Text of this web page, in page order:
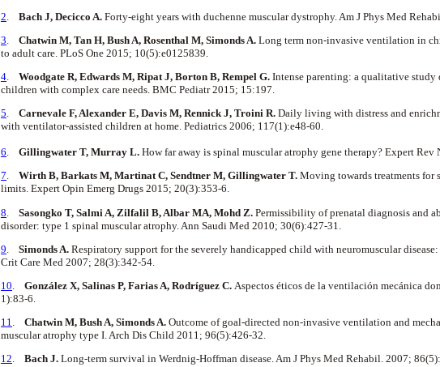
2
Bach J, Decicco A. Forty-eight years with duchenne muscular dystrophy. Am J Phys Med
3
Chatwin M, Tan H, Bush A, Rosenthal M, Simonds A. Long term non-invasive ventilation in
to adult care. PLoS One 2015; 10(5):e0125839.
4. Woodgate R, Edwards M, RipatJ, Borton B, Rempel G. Intense parenting: a qualitative
children with complex care needs. BMC Pediatr2015; 15:197.
5. Carnevale F, Alexander E, Davis M, Rennick J, Troini R. Daily living with distress and
with ventilator-assisted children at home. Pediatrics 2006; 117(1):e48-60.
6. Gillingwater T, Murray L. How far away is spinal muscular atrophy gene therapy? Expert Rev
7. Wirth B, Barkats M, MartinatC, Sendtner M, Gillingwater T. Moving towards treatments for
limits. Expert Opin Emerg Drugs 2015; 20(3):353-6.
8
Sasongko T, Salmi A, Zilfalil B, Albar MA, Mohd Z. Permissibility of prenatal diagnosis and
disorder: type 1 spinal muscular atrophy. Ann Saudi Med 2010; 30(6):427-31.
9
Simonds A. Respiratory support for the severely handicapped child with neuromuscular
Crit Care Med 2007; 28(3):342-54.
10. González X, Salinas P, FariasA, Rodríguez C. Aspectos éticos de la ventilación mecánica
1):83-6.
11. Chatwin M, Bush A, SimondsA. Outcome of goal-directed non-invasive ventilation and
muscular atrophy type I. Arch Dis Child 2011; 96(5):426-32.
12. Bach J. Long-term survival in Werdnig-Hoffman disease. Am J Phys Med Rehabil. 2007;